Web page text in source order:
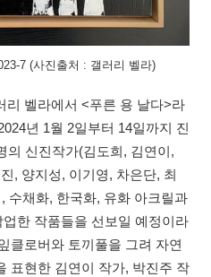
7 (사진출처 : 갤러리 벨라)
리 벨라에서 <푸른 용 날다>라
년 1월 2일부터 14일까지 진
의 신진작가(김도희, 김연이,
, 양지성, 이기영, 차은단, 최
수채화, 한국화, 유화 아크릴과
한 작품들을 선보일 예정이라
클로버와 토끼풀을 그려 자연
표현한 김연이 작가, 박진주 작